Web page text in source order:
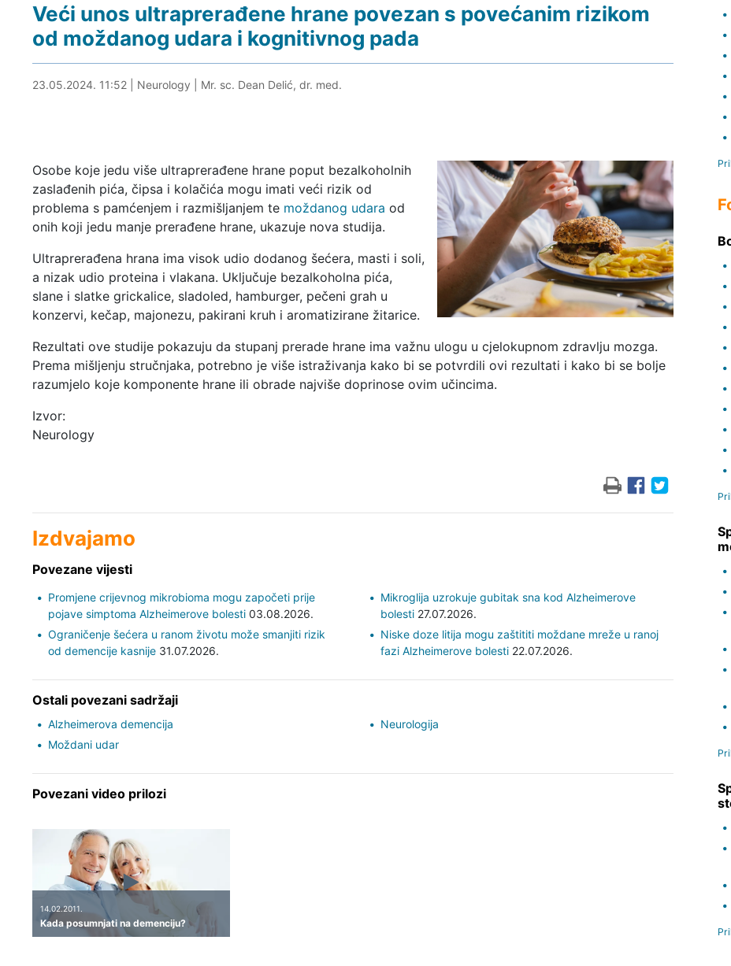
Veći unos ultraprerađene hrane povezan s povećanim rizikom
od moždanog udara i kognitivnog pada
23.05.2024. 12:04
23.05.2024. 11:52| Neurology Mr. sc. Dean Delić, dr. med.
Osobe koje jedu više ultraprerađene hrane poput bezalkoholnih
zaslađenih pića, čipsa i kolačića mogu imati veći rizik od
problema s pamćenjem i razmišljanjem te moždanog udara od
onih koji jedu manje prerađene hrane, ukazuje nova studija.
Ultraprerađena hrana ima visok udio dodanog šećera, masti i soli,
a nizak udio proteina i vlakana. Uključuje bezalkoholna pića,
slane i slatke grickalice, sladoled, hamburger, pečeni grah u
konzervi, kečap, majonezu, pakirani kruh i aromatizirane žitarice.
Rezultati ove studije pokazuju da stupanj prerade hrane ima važnu ulogu u cjelokupnom zdravlju mozga.
Prema mišljenju stručnjaka, potrebno je više istraživanja kako bi se potvrdili ovi rezultati i kako bi se bolje
razumjelo koje komponente hrane ili obrade najviše doprinose ovim učincima.
Izvor:
Neurology
Izdvajamo
Povezane vijesti
Promjene crijevnog mikrobioma mogu započeti prije
pojave simptoma Alzheimerove bolesti03.08.2026.
Ograničenje šećera u ranom životu može smanjiti rizik
od demencije kasnije31.07.2026.
Mikroglija uzrokuje gubitak sna kod Alzheimerove
bolesti 27.07.2026.
Niske doze litija mogu zaštititi moždane mreže u ranoj
fazi Alzheimerove bolesti 22.07.2026.
Ostali povezani sadržaji
Alzheimerova demencija
Moždani udar
Neurologija
Povezani video prilozi
14.02.2011.
Kada posumnjati na demenciju?